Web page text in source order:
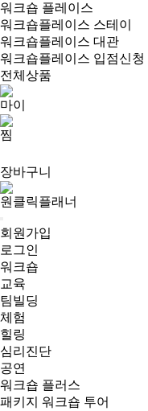
워크숍 플레이스
워크숍플레이스 스테이
워크숍플레이스 대관
워크숍플레이스 입점신청
전체상품
마이
찜
장바구니
원클릭플래너
회원가입
로그인
워크숍
교육
팀빌딩
체험
힐링
심리진단
공연
워크숍 플러스
패키지 워크숍 투어